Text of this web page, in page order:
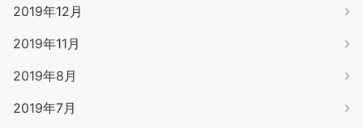
2019年12月
2019年11月
2019年8月
2019年7月